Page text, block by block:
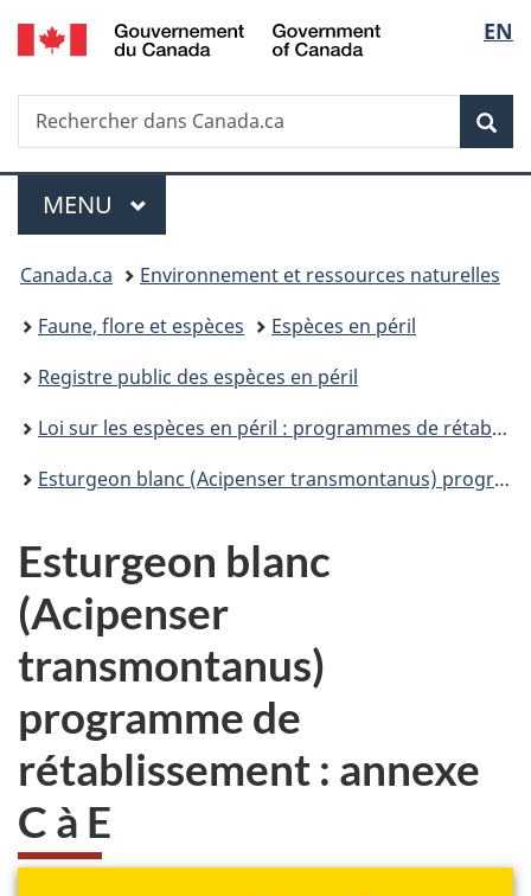
Passer
au
principal
Passer
à
Au
du
Passer
à
version
simplifiée
de
la
EN
Recherche
Rechercher
dans
Menu
MENU PRINCIPAL
Vous
êtes
ici :
Canada.ca
Environnement et ressources naturelles
Faune, flore et espèces
Espèces en péril
Registre public des espèces en péril
Loi sur les espèces en péril : programmes de rétablissement
Esturgeon blanc (Acipenser transmontanus) programme de rétablissement
Esturgeon blanc
(Acipenser
transmontanus)
programme de
rétablissement : annexe
C à E